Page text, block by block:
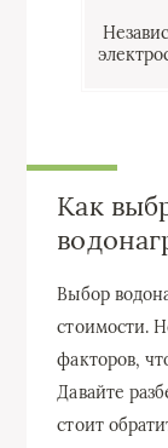
Как
Выбор
стоимости.
факторов,
Давайте
стоит